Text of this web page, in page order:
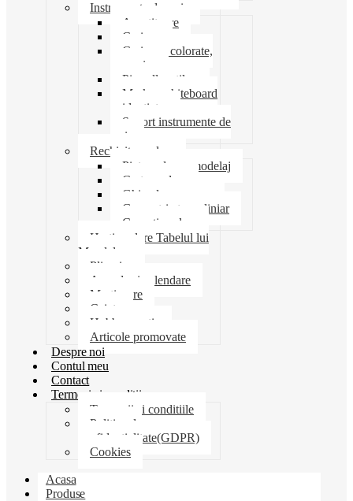
Instrumente de scris
Ascutitoare
Carioca
Creioane colorate,
mecanice
Pix roller stilou
Marker whiteboard
evidentiator
Suport instrumente de
scris
Rechizite scolare
Pictura desen modelaj
Creta scolara
Ghiozdane penare
Geometrie trusa liniar
Coperti scolare
Harti scolare Tabelul lui
Mendeleev
Plicuri
Agende si calendare
Martisoare
Caiete
Hobby creatie
Articole promovate
Despre noi
Contul meu
Contact
Termeni si conditii
Termenii si conditiile
Politica de
confidentialitate(GDPR)
Cookies
Acasa
Produse